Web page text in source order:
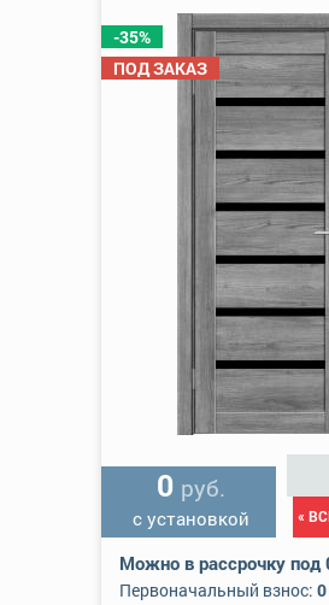
-35%
ПОД ЗАКАЗ
0 руб.
с установкой «
Можно в рассрочку под
Первоначальный взнос: